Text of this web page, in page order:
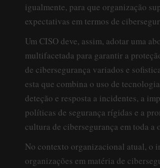
igualmente, para que organização
expectativas em termos de
Um CISO deve, assim, adotar uma
multifacetada para garantir a
de cibersegurança variados e
esta que combina o uso de
deteção e resposta a incidentes, a
políticas de segurança rígidas e a
cultura de cibersegurança em toda a
No contexto organizacional atual, o
organizações em matéria de